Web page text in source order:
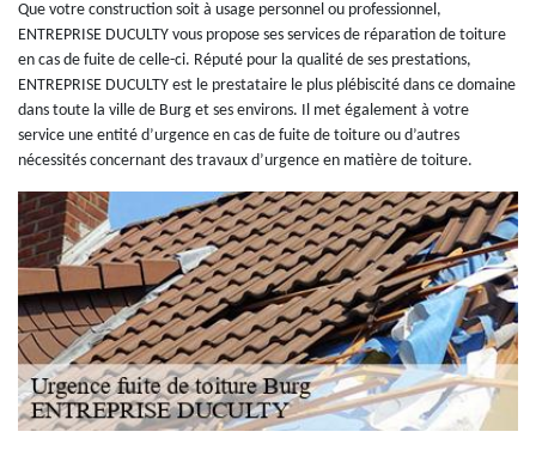
Que votre construction soit à usage personnel ou professionnel,
ENTREPRISE DUCULTY vous propose ses services de réparation de toiture
en cas de fuite de celle-ci. Réputé pour la qualité de ses prestations,
ENTREPRISE DUCULTY est le prestataire le plus plébiscité dans ce domaine
dans toute la ville de Burg et ses environs. Il met également à votre
service une entité d’urgence en cas de fuite de toiture ou d’autres
nécessités concernant des travaux d’urgence en matière de toiture.